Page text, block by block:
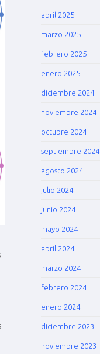
abril 2025
marzo 2025
febrero 2025
enero 2025
diciembre 2024
noviembre 2024
octubre 2024
septiembre 2024
agosto 2024
julio 2024
junio 2024
mayo 2024
abril 2024
marzo 2024
febrero 2024
enero 2024
diciembre 2023
noviembre 2023